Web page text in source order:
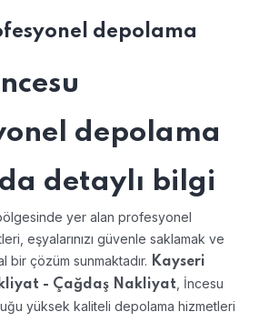
depolama
depolama
detaylı bilgi
yer alan profesyonel
eşyalarınızı güvenle saklamak ve
bir çözüm sunmaktadır. Kayseri
- Çağdaş Nakliyat , İncesu
yüksek kaliteli depolama hizmetleri